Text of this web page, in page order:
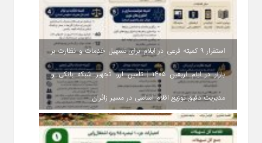
استقرار ۹ کمیته فرعی در ایلام برای تسهیل خدمات و نظارت بر
بازار در ایام اربعین ۱۴۰۵ | تأمین ارز، تجهیز شبکه بانکی و
مدیریت دقیق توزیع اقلام اساسی در مسیر زائران